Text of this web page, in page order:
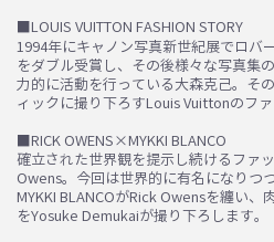
■LOUIS VUITTON FASHION STORY
1994年にキャノン写真新世紀展でロバ
をダブル受賞し、その後様々な写真集
力的に活動を行っている大森克己。そ
ィックに撮り下ろすLouis Vuittonのフ
■RICK OWENS×MYKKI BLANCO
確立された世界観を提示し続けるファ
Owens。今回は世界的に有名になりつ
MYKKI BLANCOがRick Owensを纏い
をYosuke Demukaiが撮り下ろします。